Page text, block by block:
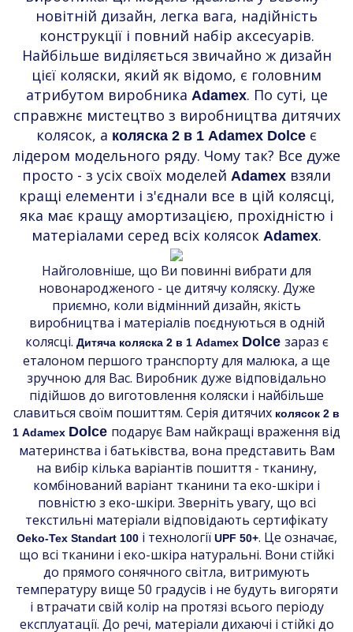
новітній дизайн, легка вага, надійність
конструкції і повний набір аксесуарів.
Найбільше виділяється звичайно ж дизайн
цієї коляски, який як відомо, є головним
атрибутом виробника Adamex. По суті, це
справжнє мистецтво з виробництва дитячих
колясок, а коляска 2 в 1 Adamex Dolce є
лідером модельного ряду. Чому так? Все дуже
просто - з усіх своїх моделей Adamex взяли
кращі елементи і з'єднали все в цій колясці,
яка має кращу амортизацією, прохідністю і
матеріалами серед всіх колясок Adamex.
Найголовніше, що Ви повинні вибрати для
новонародженого - це дитячу коляску. Дуже
приємно, коли відмінний дизайн, якість
виробництва і матеріалів поєднуються в одній
колясці. Дитяча коляска 2 в 1 Adamex Dolce зараз є
еталоном першого транспорту для малюка, а ще
зручною для Вас. Виробник дуже відповідально
підійшов до виготовлення коляски і найбільше
славиться своїм пошиттям. Серія дитячих колясок 2 в
1 Adamex Dolce подарує Вам найкращі враження від
материнства і батьківства, вона представить Вам
на вибір кілька варіантів пошиття - тканину,
комбінований варіант тканини та еко-шкіри і
повністю з еко-шкіри. Зверніть увагу, що всі
текстильні матеріали відповідають сертифікату
Oeko-Tex Standart 100і технології UPF 50+. Це означає,
що всі тканини і еко-шкіра натуральні. Вони стійкі
до прямого сонячного світла, витримують
температуру вище 50 градусів і не будуть вигоряти
і втрачати свій колір на протязі всього періоду
експлуатації. До речі, матеріали дихаючі і стійкі до